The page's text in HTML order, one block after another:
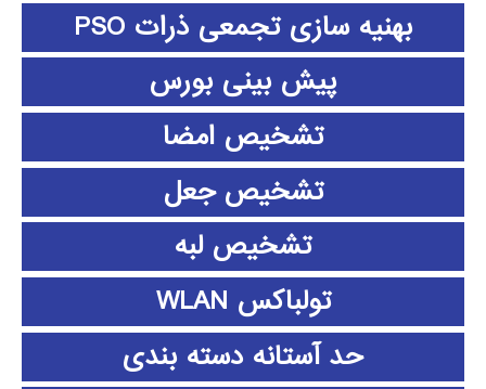
بهنیه سازی تجمعی ذرات PSO
پیش بینی بورس
تشخیص امضا
تشخیص جعل
تشخیص لبه
تولباکس WLAN
حد آستانه دسته بندی